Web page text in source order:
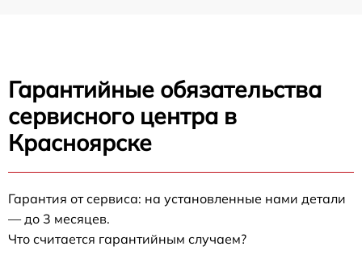
Гарантийные обязательства
сервисного центра в
Красноярске
Гарантия от сервиса: на установленные нами детали
— до 3 месяцев.
Что считается гарантийным случаем?